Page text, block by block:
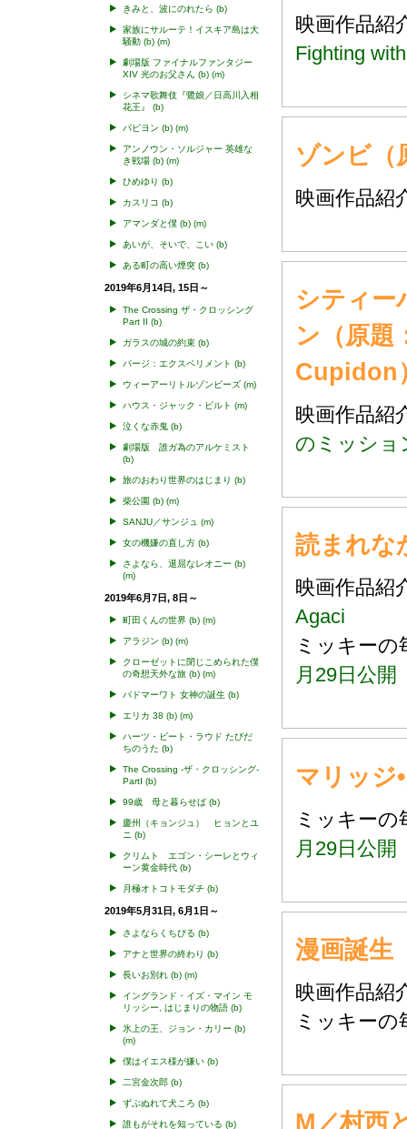
きみと、波にのれたら (b)
家族にサルーテ！イスキア島は大
騒動 (b) (m)
劇場版 ファイナルファンタジー
XIV 光のお父さん (b) (m)
シネマ歌舞伎『鷺娘／日高川入相
花王』
(b)
パピヨン (b) (m)
アンノウン・ソルジャー 英雄な
き戦場 (b) (m)
ひめゆり (b)
カスリコ (b)
アマンダと僕 (b) (m)
あいが、そいで、こい (b)
ある町の高い煙突 (b)
2019年6月14日, 15日～
The Crossing ザ・クロッシング
Part II (b)
ガラスの城の約束 (b)
パージ：エクスペリメント (b)
ウィーアーリトルゾンビーズ (m)
ハウス・ジャック・ビルト (m)
泣くな赤鬼 (b)
劇場版 誰ガ為のアルケミスト
(b)
旅のおわり世界のはじまり (b)
柴公園 (b) (m)
SANJU／サンジュ (m)
女の機嫌の直し方 (b)
さよなら、退屈なレオニー (b)
(m)
2019年6月7日, 8日～
町田くんの世界 (b) (m)
アラジン (b) (m)
クローゼットに閉じこめられた僕
の奇想天外な旅 (b) (m)
パドマーワト 女神の誕生 (b)
エリカ 38 (b) (m)
ハーツ・ビート・ラウド たびだ
ちのうた (b)
The Crossing -ザ・クロッシング-
PartⅠ (b)
99歳 母と暮らせば (b)
慶州（キョンジュ） ヒョンとユ
ニ (b)
クリムト エゴン・シーレとウィ
ーン黄金時代 (b)
月極オトコトモダチ (b)
2019年5月31日, 6月1日～
さよならくちびる (b)
アナと世界の終わり (b)
長いお別れ (b) (m)
イングランド・イズ・マイン モ
リッシー, はじまりの物語 (b)
氷上の王、ジョン・カリー (b)
(m)
僕はイエス様が嫌い (b)
二宮金次郎 (b)
ずぶぬれて犬ころ (b)
誰もがそれを知っている (b)
映画作品
Fighting
ゾンビ（
映画作品
シティー
ン（原
Cupidon
映画作品
のミッショ
読まれ
映画作品
Agaci
ミッキー
月29日公
マリッジ
ミッキー
月29日公開
漫画誕生
映画作品
ミッキー
M／村西